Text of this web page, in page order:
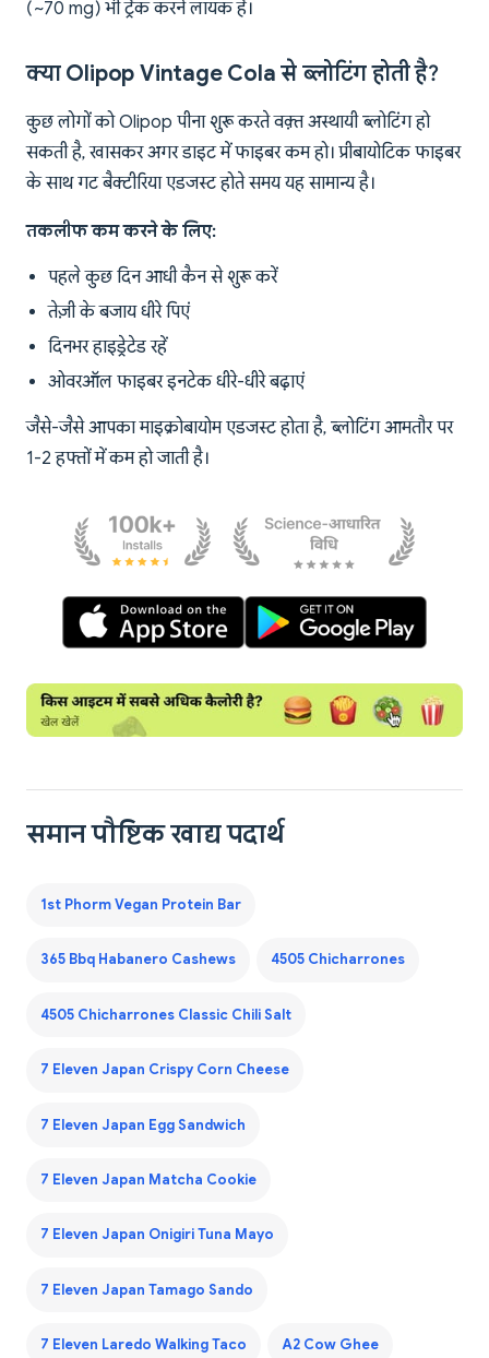
(~70 mg) भी ट्रैक करने लायक है।
क्या Olipop Vintage Cola से ब्लोटिंग होती है?
कुछ लोगों को Olipop पीना शुरू करते वक़्त अस्थायी ब्लोटिंग हो
सकती है, खासकर अगर डाइट में फाइबर कम हो। प्रीबायोटिक फाइबर
के साथ गट बैक्टीरिया एडजस्ट होते समय यह सामान्य है।
तकलीफ कम करने के लिए:
पहले कुछ दिन आधी कैन से शुरू करें
तेज़ी के बजाय धीरे पिएं
दिनभर हाइड्रेटेड रहें
ओवरऑल फाइबर इनटेक धीरे-धीरे बढ़ाएं
जैसे-जैसे आपका माइक्रोबायोम एडजस्ट होता है, ब्लोटिंग आमतौर पर
1-2 हफ्तों में कम हो जाती है।
समान पौष्टिक खाद्य पदार्थ
1st Phorm Vegan Protein Bar
365 Bbq Habanero Cashews 4505 Chicharrones
4505 Chicharrones Classic Chili Salt
7 Eleven Japan Crispy Corn Cheese
7 Eleven Japan Egg Sandwich
7 Eleven Japan Matcha Cookie
7 Eleven Japan Onigiri Tuna Mayo
7 Eleven Japan Tamago Sando
7 Eleven Laredo Walking Taco A2 Cow Ghee